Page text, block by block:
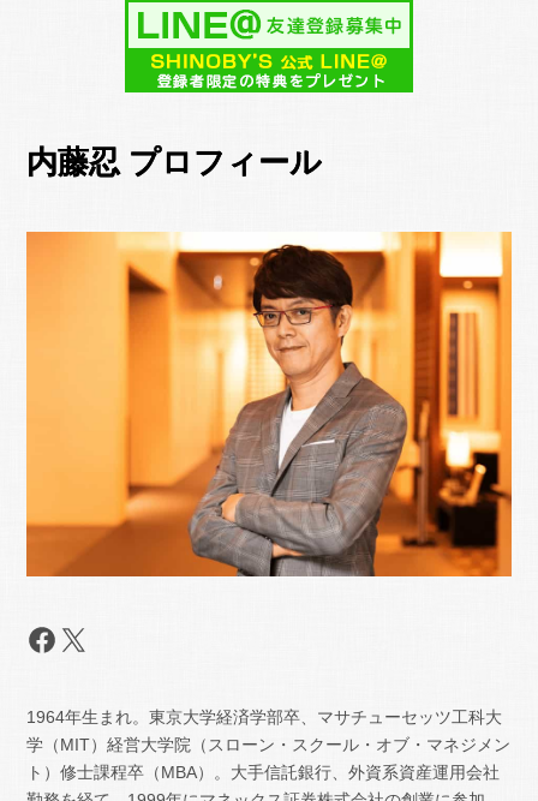
内藤忍 プロフィール
Facebook
X
1964年生まれ。東京大学経済学部卒、マサチューセッツ工科大
学（MIT）経営大学院（スローン・スクール・オブ・マネジメン
ト）修士課程卒（MBA）。大手信託銀行、外資系資産運用会社